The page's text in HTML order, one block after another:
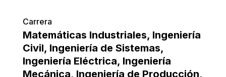
Carrera
Matemáticas Industriales, Ingeniería
Civil, Ingeniería de Sistemas,
Ingeniería Eléctrica, Ingeniería
Mecánica, Ingeniería de Producción,